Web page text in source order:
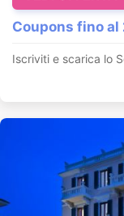
Coupons fino al
Iscriviti e scarica lo